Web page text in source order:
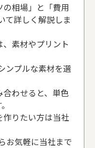
相場」と「費用
て詳しく解説しま
素材やプリント
ンプルな素材を選
わせると、単色
りたい方は当社
お気軽に当社まで